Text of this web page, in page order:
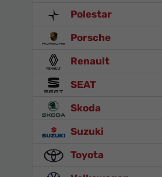
Polestar
Porsche
Renault
SEAT
Skoda
Suzuki
Toyota